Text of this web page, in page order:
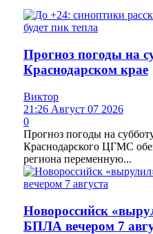
Прогноз погоды на
Краснодарском крае
Виктор
21:26 Август 07 2026
0
Прогноз погоды на
Краснодарского ЦГМС
региона переменную...
Новороссийск
БПЛА вечером 7